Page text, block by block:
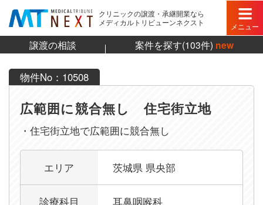
クリニックの譲渡・承継開業なら
メディカルトリビューンネクスト
メニュー
譲渡の相談 案件を探す(103件) new
物件No：10508
広範囲に競合無し 住宅街立地
・住宅街立地で広範囲に競合無し
エリア 茨城県 県央部
診療科目 耳鼻咽喉科